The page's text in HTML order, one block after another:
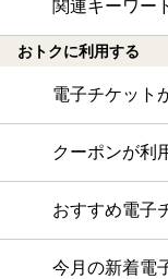
関連キーワー
おトクに利用する
電子チケット
クーポンが利
おすすめ電子
今月の新着電